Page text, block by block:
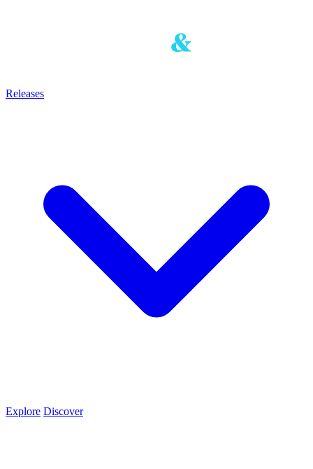
Releases
Explore Discover